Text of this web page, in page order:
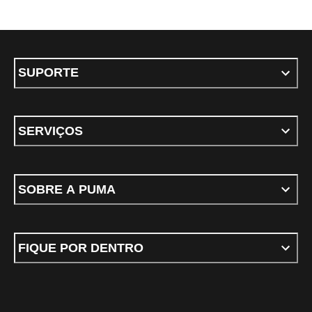
SUPORTE
SERVIÇOS
SOBRE A PUMA
FIQUE POR DENTRO